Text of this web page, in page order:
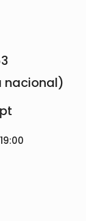
nacional)